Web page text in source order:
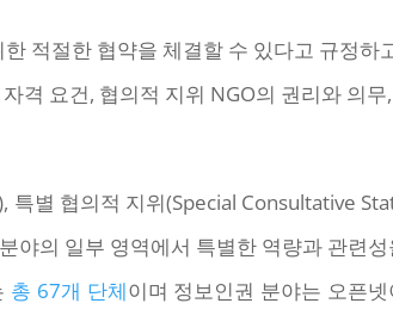
적절한 협약을 체결할 수 있다고 규정하
격 요건, 협의적 지위 NGO의 권리와 의무,
별 협의적 지위(Special Consultative
야의 일부 영역에서 특별한 역량과 관련
총 67개 단체이며 정보인권 분야는 오픈